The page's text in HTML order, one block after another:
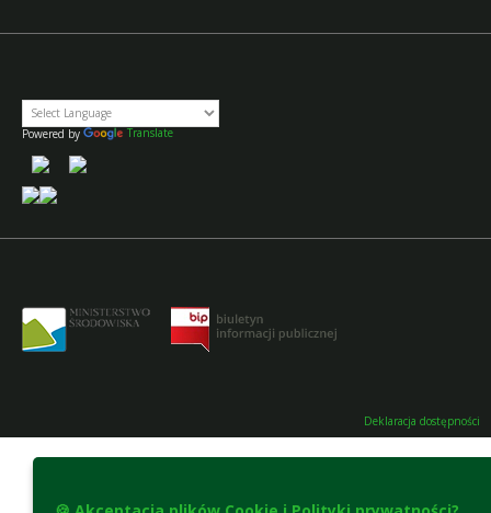
Powered by Translate
Deklaracja dostępności